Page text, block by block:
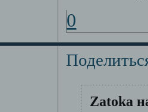
0
Zatoka